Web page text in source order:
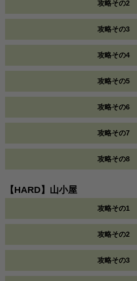
攻略その2
攻略その3
攻略その4
攻略その5
攻略その6
攻略その7
攻略その8
【HARD】山小屋
攻略その1
攻略その2
攻略その3